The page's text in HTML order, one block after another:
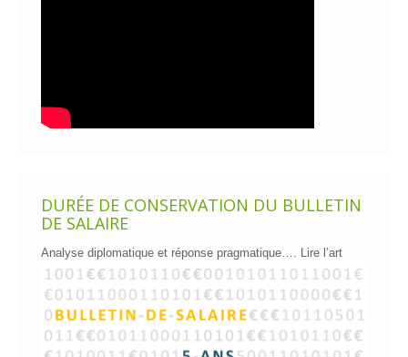
DURÉE DE CONSERVATION DU BULLETIN
DE SALAIRE
Analyse diplomatique et réponse pragmatique…. Lire l’art